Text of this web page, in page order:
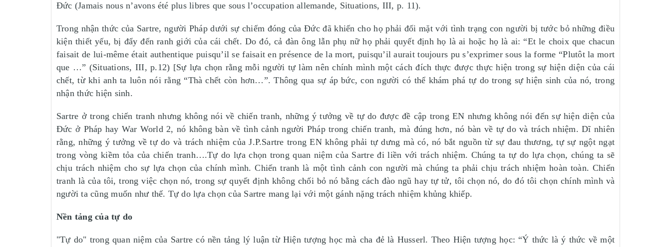
Đức (Jamais nous n’avons été plus libres que sous l’occupation allemande, Situations, III, p. 11).
Trong nhận thức của Sartre, người Pháp dưới sự chiếm đóng của Đức đã khiến cho họ phải đối mặt với tình trạng con người bị tước bỏ những điều
kiện thiết yếu, bị đẩy đến ranh giới của cái chết. Do đó, cả đàn ông lẫn phụ nữ họ phải quyết định họ là ai hoặc họ là ai: “Et le choix que chacun
faisait de lui-même était authentique puisqu’il se faisait en présence de la mort, puisqu’il aurait toujours pu s’exprimer sous la forme “Plutôt la mort
que …” (Situations, III, p.12) [Sự lựa chọn rằng mỗi người tự làm nên chính mình một cách đích thực được thực hiện trong sự hiện diện của cái
chết, từ khi anh ta luôn nói rằng “Thà chết còn hơn…”. Thông qua sự áp bức, con người có thể khám phá tự do trong sự hiện sinh của nó, trong
nhận thức hiện sinh.
Sartre ở trong chiến tranh nhưng không nói về chiến tranh, những ý tưởng về tự do được đề cập trong EN nhưng không nói đến sự hiện diện của
Đức ở Pháp hay War World 2, nó không bàn về tình cảnh người Pháp trong chiến tranh, mà đúng hơn, nó bàn về tự do và trách nhiệm. Dĩ nhiên
rằng, những ý tưởng về tự do và trách nhiệm của J.P.Sartre trong EN không phải tự dưng mà có, nó bắt nguồn từ sự đau thương, tự sự ngột ngạt
trong vòng kiềm tỏa của chiến tranh….Tự do lựa chọn trong quan niệm của Sartre đi liền với trách nhiệm. Chúng ta tự do lựa chọn, chúng ta sẽ
chịu trách nhiệm cho sự lựa chọn của chính mình. Chiến tranh là một tình cảnh con người mà chúng ta phải chịu trách nhiệm hoàn toàn. Chiến
tranh là của tôi, trong việc chọn nó, trong sự quyết định không chối bỏ nó bằng cách đào ngũ hay tự tử, tôi chọn nó, do đó tôi chọn chính mình và
người ta cũng muốn như thế. Tự do lựa chọn của Sartre mang lại với một gánh nặng trách nhiệm khủng khiếp.
Nền tảng của tự do
"Tự do" trong quan niệm của Sartre có nền tảng lý luận từ Hiện tượng học mà cha đẻ là Husserl. Theo Hiện tượng học: “Ý thức là ý thức về một